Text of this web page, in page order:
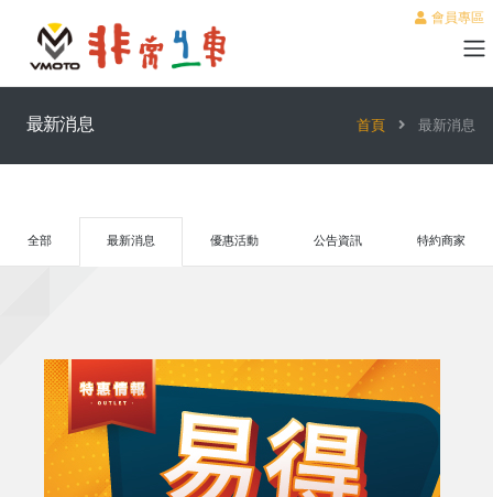
會員專區
最新消息 首頁 最新消息
全部 最新消息 優惠活動 公告資訊 特約商家